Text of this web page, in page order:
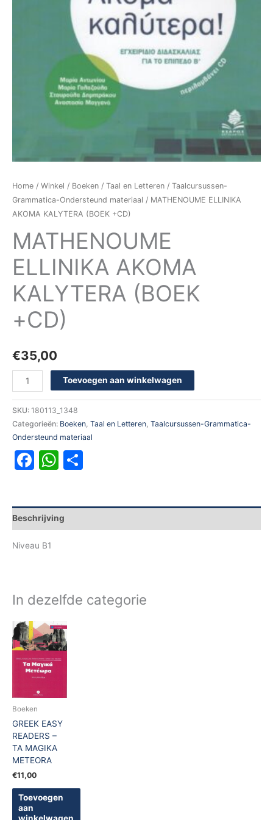
Home / Winkel / Boeken / Taal en Letteren / Taalcursussen-
Grammatica-Ondersteund materiaal / MATHENOUME ELLINIKA
AKOMA KALYTERA (BOEK +CD)
MATHENOUME
ELLINIKA AKOMA
KALYTERA (BOEK
+CD)
€35,00
Toevoegen aan winkelwagen
SKU: 180113_1348
Categorieën: Boeken, Taal en Letteren, Taalcursussen-Grammatica-
Ondersteund materiaal
Facebook
WhatsApp
Beschrijving
Niveau B1
In dezelfde categorie
Boeken
GREEK EASY
READERS –
TA MAGIKA
METEORA
€11,00
Toevoegen
aan
winkelwagen